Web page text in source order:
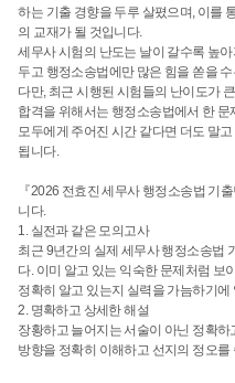
하는 기출 경향을 두루 살폈으며, 이를
의 교재가 될 것입니다.
세무사 시험의 난도는 날이 갈수록 높
두고 행정소송법에만 많은 힘을 쏟을 수
다만, 최근 시행된 시험들의 난이도가
합격을 위해서는 행정소송법에서 한
모두에게 주어진 시간 같다면 더도 말
됩니다.
『2026 전효진 세무사 행정소송법 기
니다.
1. 실전과 같은 모의고사
최근 9년간의 실제 세무사 행정소송법
다. 이미 알고 있는 익숙한 문제처럼 보
정확히 알고 있는지 실력을 가늠하기에
2. 명확하고 상세한 해설
장황하고 늘어지는 서술이 아닌 정확
방향을 정확히 이해하고 선지의 정오